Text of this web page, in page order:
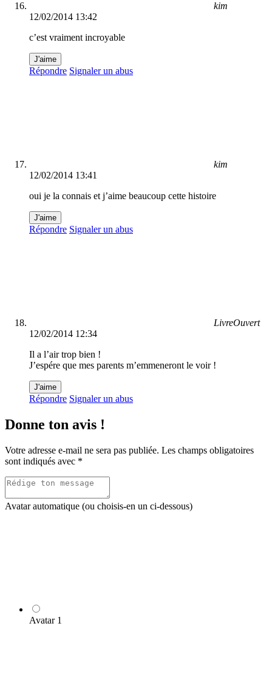
kim
12/02/2014 13:42
c’est vraiment incroyable
J'aime
Répondre Signaler un abus
kim
12/02/2014 13:41
oui je la connais et j’aime beaucoup cette histoire
J'aime
Répondre Signaler un abus
LivreOuvert
12/02/2014 12:34
Il a l’air trop bien !
J’espére que mes parents m’emmeneront le voir !
J'aime
Répondre Signaler un abus
Donne ton avis !
Votre adresse e-mail ne sera pas publiée. Les champs obligatoires
sont indiqués avec *
Avatar automatique (ou choisis-en un ci-dessous)
Avatar 1